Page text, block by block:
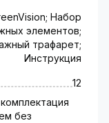
Набор
элементов;
трафарет;
Инструкция
12
без